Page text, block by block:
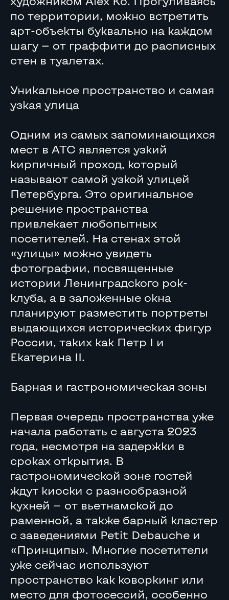
по территории, можно встретить
арт-объекты буквально на каждом
шагу — от граффити до расписных
стен в туалетах.
Уникальное пространство и самая
узкая улица
Одним из самых запоминающихся
мест в АТС является узкий
кирпичный проход, который
называют самой узкой улицей
Петербурга. Это оригинальное
решение пространства
привлекает любопытных
посетителей. На стенах этой
«улицы» можно увидеть
фотографии, посвященные
истории Ленинградского рок-
клуба, а в заложенные окна
планируют разместить портреты
выдающихся исторических фигур
России, таких как Петр I и
Екатерина II.
Барная и гастрономическая зоны
Первая очередь пространства уже
начала работать с августа 2023
года, несмотря на задержки в
сроках открытия. В
гастрономической зоне гостей
ждут киоски с разнообразной
кухней — от вьетнамской до
раменной, а также барный кластер
с заведениями Petit Debauche и
«Принципы». Многие посетители
уже сейчас используют
пространство как коворкинг или
место для фотосессий, особенно